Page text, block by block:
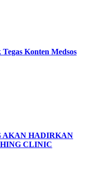
Konten Medsos
AKAN HADIRKAN
CLINIC